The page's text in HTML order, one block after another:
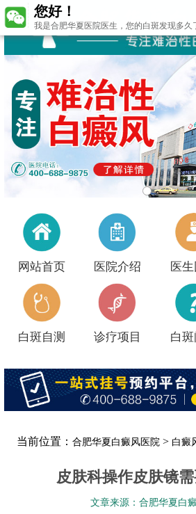
网站首页 医院介绍 医
白斑自测 诊疗项目 白
当前位置：合肥华夏白癜风医院 > 白癜
皮肤科操作皮肤镜
文章来源：合肥华夏白
您好！
我是合肥华夏医院医生，您的白斑发现多久